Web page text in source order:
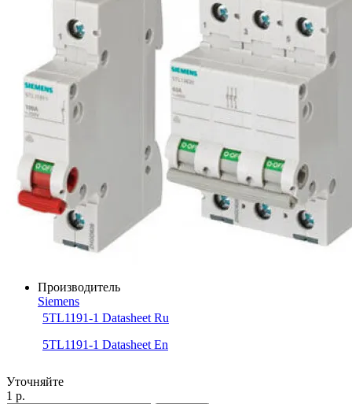
Производитель
Siemens
5TL1191-1 Datasheet Ru
5TL1191-1 Datasheet En
Уточняйте
1 р.